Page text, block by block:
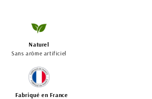
Naturel
Sans arôme artificiel
Fabriqué en France